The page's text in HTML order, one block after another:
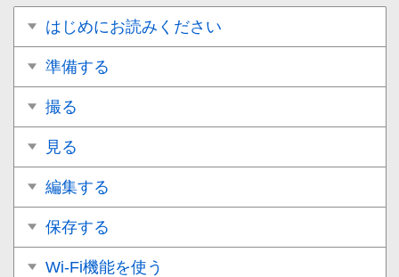
はじめにお読みください
準備する
撮る
見る
編集する
保存する
Wi-Fi機能を使う